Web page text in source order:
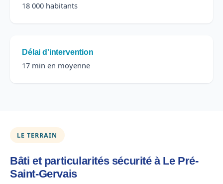
18 000 habitants
Délai d'intervention
17 min en moyenne
LE TERRAIN
Bâti et particularités sécurité à Le Pré-
Saint-Gervais